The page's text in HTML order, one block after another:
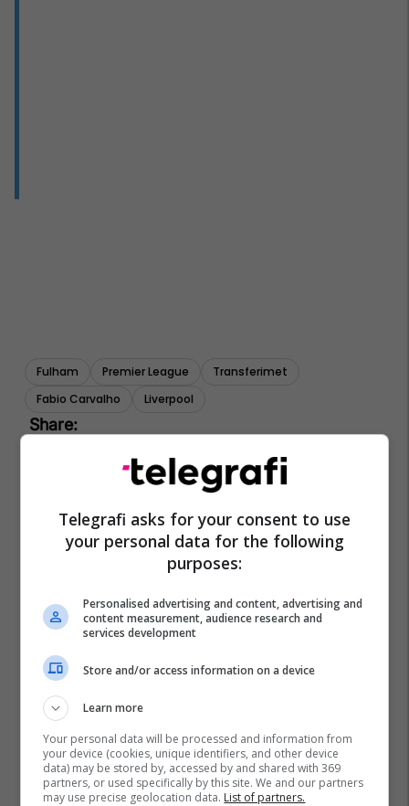
Fulham Premier League
Transferimet
Fabio Carvalho
Liverpool
Telegrafi asks for your consent to use
your personal data for the following
purposes:
Personalised advertising and content, advertising and
content measurement, audience research and
services development
Store and/or access information on a device
Learn more
Your personal data will be processed and information from
your device (cookies, unique identifiers, and other device
data) may be stored by, accessed by and shared with 369
partners, or used specifically by this site. We and our partners
may use precise geolocation data. List of partners.